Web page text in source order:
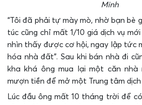
Minh
“Tôi đã phải tự mày mò, nhờ bạn bè
túc cũng chỉ mất 1/10 giá dịch vụ
nhìn thấy được cơ hội, ngay lập tức
hóa nhà đất”. Sau khi bán nhà đi
kha khá ông mua lại một căn
mượn tiền để mở một Trung tâm
Lúc đầu ông mất 10 tháng trời để